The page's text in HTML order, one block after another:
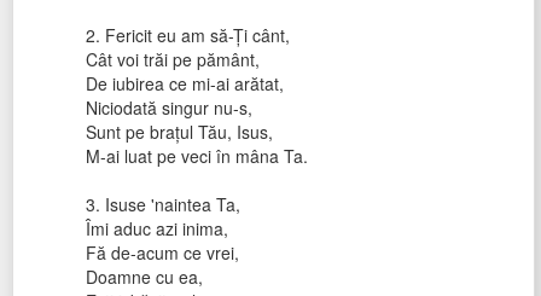
2. Fericit eu am să-Ți cânt,
Cât voi trăi pe pământ,
De iubirea ce mi-ai arătat,
Niciodată singur nu-s,
Sunt pe brațul Tău, Isus,
M-ai luat pe veci în mâna Ta.
3. Isuse 'naintea Ta,
Îmi aduc azi inima,
Fă de-acum ce vrei,
Doamne cu ea,